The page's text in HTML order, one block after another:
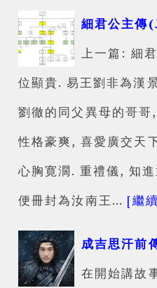
細君公主傳
上一篇: 細
位顯貴. 易王劉非為漢
劉徹的同父異母的哥
性格豪爽, 喜愛廣交天
心胸寛濶. 重禮儀, 知
便冊封為汝南王… [繼
成吉思汗前
在開始講故